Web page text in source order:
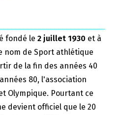
fondé le 2 juillet 1930 et à
nom de Sport athlétique
de la fin des années 40
80, l'association
Olympique. Pourtant ce
devient officiel que le 20